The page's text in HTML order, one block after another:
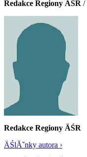
Redakce Regiony ÄŚR /
Redakce Regiony ÄŚR
ÄŚlĂˇnky autora ›